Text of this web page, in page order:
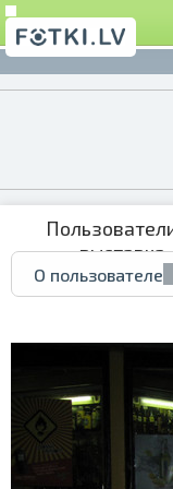
выставка
О пользователе